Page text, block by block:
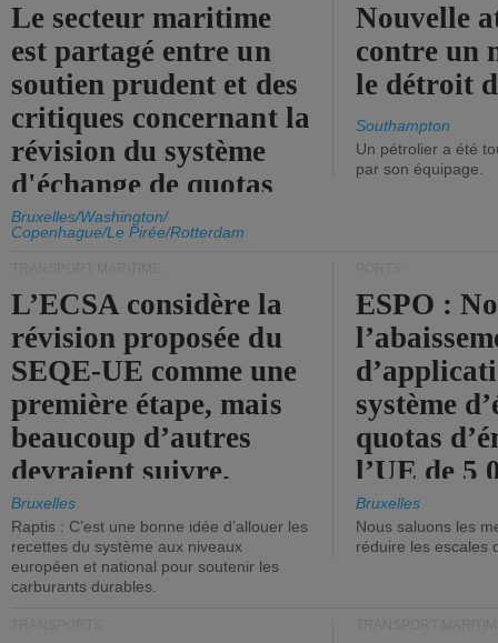
Le secteur maritime
est partagé entre un
soutien prudent et des
critiques concernant la
révision du système
d'échange de quotas
d'émission de l'UE.
Bruxelles/Washington/
Copenhague/Le Pirée/Rotterdam
Nouvelle
contre un
le détroit
Southampton
Un pétrolier a été
par son équipage.
L’ECSA considère la
révision proposée du
SEQE-UE comme une
première étape, mais
beaucoup d’autres
devraient suivre.
Bruxelles
Raptis : C’est une bonne idée d’allouer les
recettes du système aux niveaux
européen et national pour soutenir les
carburants durables.
ESPO :
système
quotas
l’UE de 5
tonneaux
brute.
Bruxelles
Nous saluons les
réduire les escales